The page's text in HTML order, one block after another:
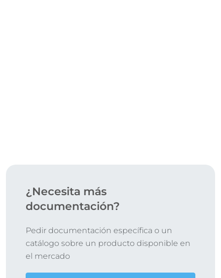
¿Necesita más
documentación?
Pedir documentación específica o un
catálogo sobre un producto disponible en
el mercado